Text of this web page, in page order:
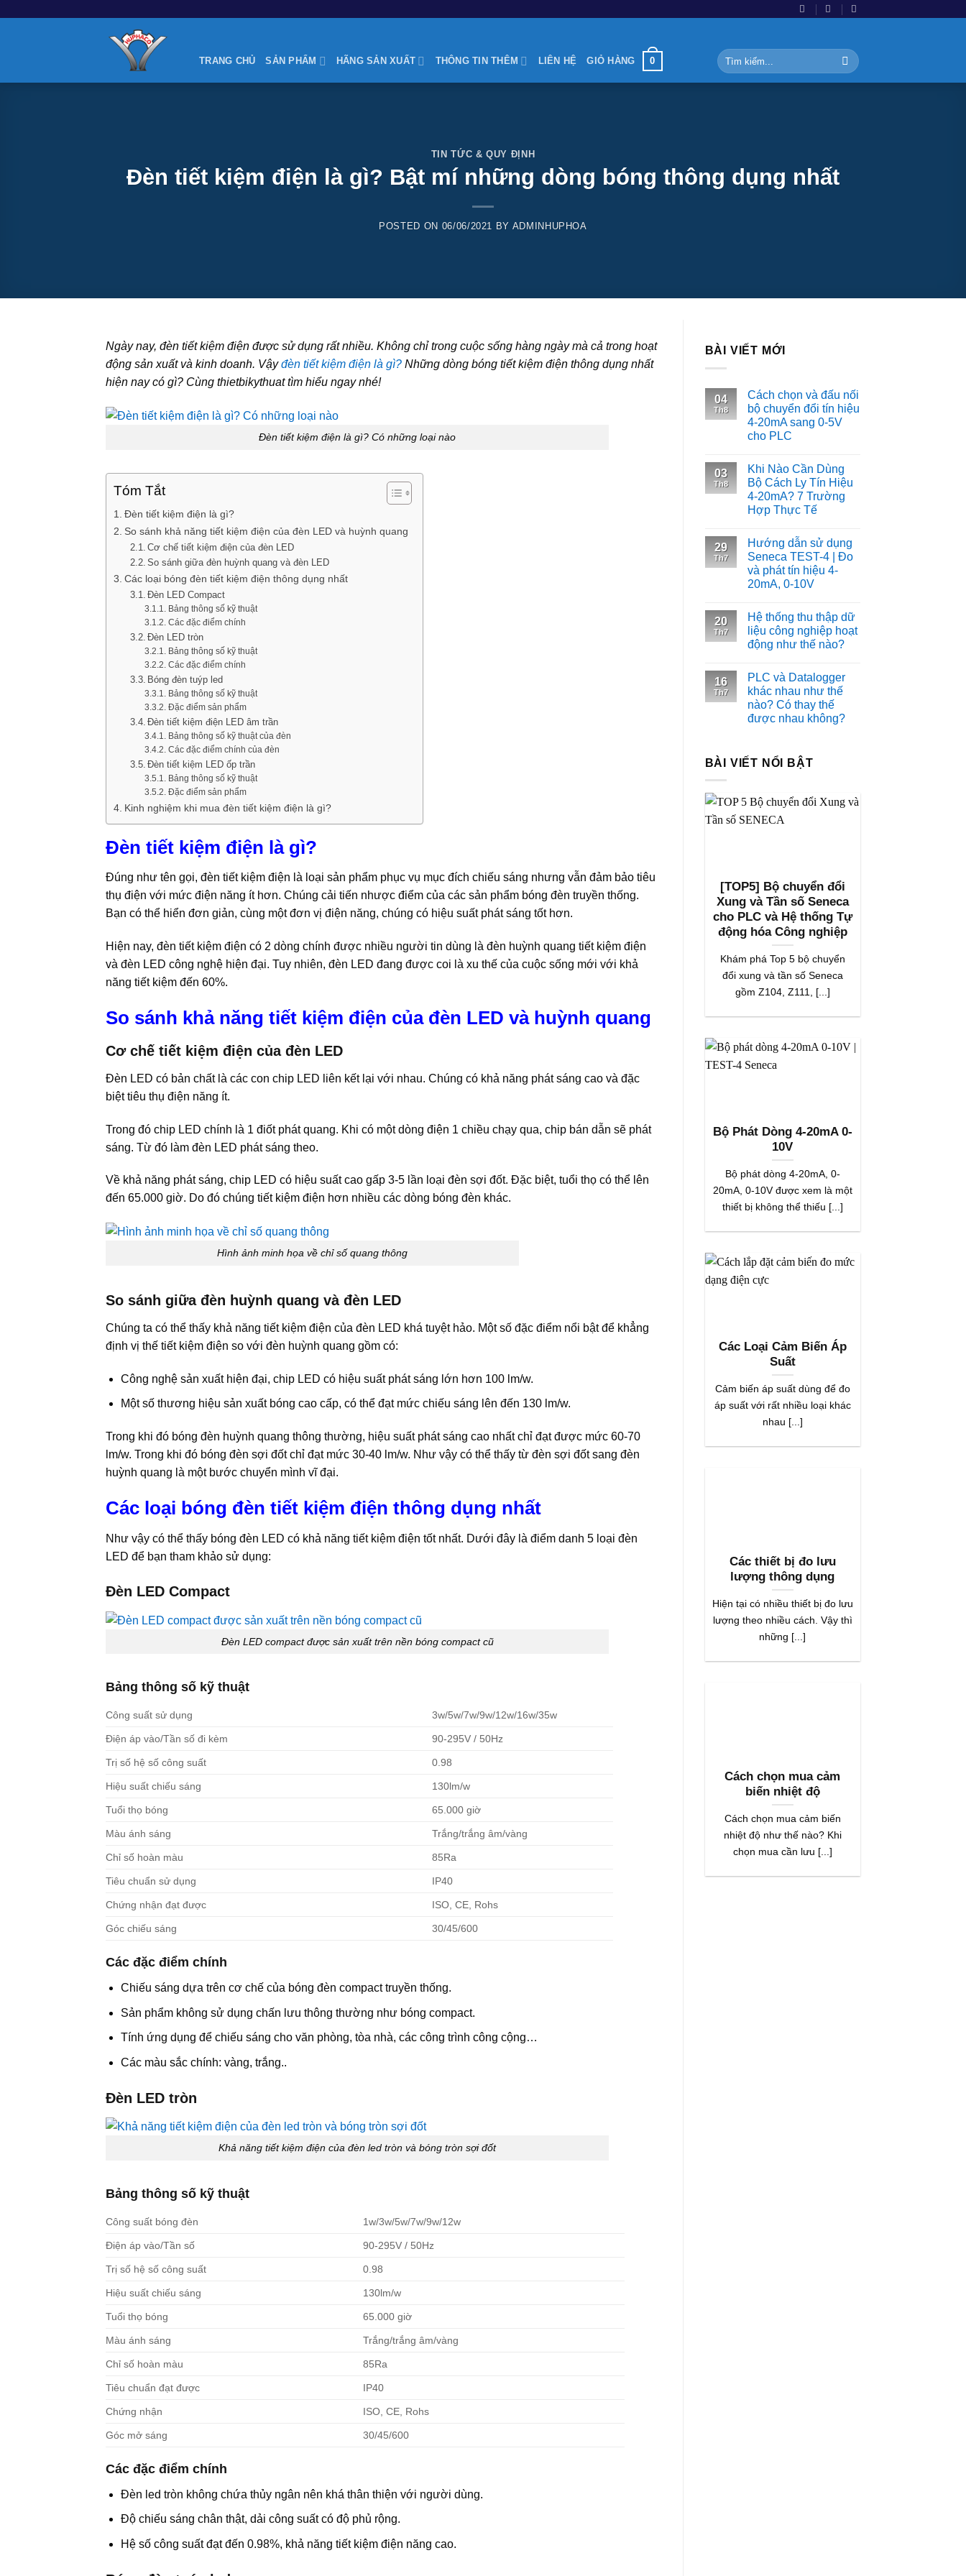
TRANG CHỦ SẢN PHẨM HÃNG SẢN XUẤT THÔNG TIN THÊM LIÊN HỆ GIỎ HÀNG 0
Tìm
kiếm:
TIN TỨC & QUY ĐỊNH
Đèn tiết kiệm điện là gì? Bật mí những dòng bóng thông dụng nhất
POSTED ON 06/06/2021 BY ADMINHUPHOA
Ngày nay, đèn tiết kiệm điện được sử dụng rất nhiều. Không chỉ trong cuộc sống hàng ngày mà cả trong hoạt
động sản xuất và kinh doanh. Vậyđèn tiết kiệm điện là gì? Những dòng bóng tiết kiệm điện thông dụng nhất
hiện nay có gì? Cùng thietbikythuat tìm hiểu ngay nhé!
Đèn tiết kiệm điện là gì? Có những loại nào
Tóm Tắt
Đèn tiết kiệm điện là gì?
So sánh khả năng tiết kiệm điện của đèn LED và huỳnh quang
Cơ chế tiết kiệm điện của đèn LED
So sánh giữa đèn huỳnh quang và đèn LED
Các loại bóng đèn tiết kiệm điện thông dụng nhất
Đèn LED Compact
Bảng thông số kỹ thuật
Các đặc điểm chính
Đèn LED tròn
Bảng thông số kỹ thuật
Các đặc điểm chính
Bóng đèn tuýp led
Bảng thông số kỹ thuật
Đặc điểm sản phẩm
Đèn tiết kiệm điện LED âm trần
Bảng thông số kỹ thuật của đèn
Các đặc điểm chính của đèn
Đèn tiết kiệm LED ốp trần
Bảng thông số kỹ thuật
Đặc điểm sản phẩm
Kinh nghiệm khi mua đèn tiết kiệm điện là gì?
Đèn tiết kiệm điện là gì?
Đúng như tên gọi, đèn tiết kiệm điện là loại sản phẩm phục vụ mục đích chiếu sáng nhưng vẫn đảm bảo tiêu
thụ điện với mức điện năng ít hơn. Chúng cải tiến nhược điểm của các sản phẩm bóng đèn truyền thống.
Bạn có thể hiển đơn giản, cùng một đơn vị điện năng, chúng có hiệu suất phát sáng tốt hơn.
Hiện nay, đèn tiết kiệm điện có 2 dòng chính được nhiều người tin dùng là đèn huỳnh quang tiết kiệm điện
và đèn LED công nghệ hiện đại. Tuy nhiên, đèn LED đang được coi là xu thế của cuộc sống mới với khả
năng tiết kiệm đến 60%.
So sánh khả năng tiết kiệm điện của đèn LED và huỳnh quang
Cơ chế tiết kiệm điện của đèn LED
Đèn LED có bản chất là các con chip LED liên kết lại với nhau. Chúng có khả năng phát sáng cao và đặc
biệt tiêu thụ điện năng ít.
Trong đó chip LED chính là 1 điốt phát quang. Khi có một dòng điện 1 chiều chạy qua, chip bán dẫn sẽ phát
sáng. Từ đó làm đèn LED phát sáng theo.
Về khả năng phát sáng, chip LED có hiệu suất cao gấp 3-5 lần loại đèn sợi đốt. Đặc biệt, tuổi thọ có thể lên
đến 65.000 giờ. Do đó chúng tiết kiệm điện hơn nhiều các dòng bóng đèn khác.
Hình ảnh minh họa về chỉ số quang thông
So sánh giữa đèn huỳnh quang và đèn LED
Chúng ta có thể thấy khả năng tiết kiệm điện của đèn LED khá tuyệt hảo. Một số đặc điểm nổi bật để khẳng
định vị thế tiết kiệm điện so với đèn huỳnh quang gồm có:
Công nghệ sản xuất hiện đại, chip LED có hiệu suất phát sáng lớn hơn 100 lm/w.
Một số thương hiệu sản xuất bóng cao cấp, có thể đạt mức chiếu sáng lên đến 130 lm/w.
Trong khi đó bóng đèn huỳnh quang thông thường, hiệu suất phát sáng cao nhất chỉ đạt được mức 60-70
lm/w. Trong khi đó bóng đèn sợi đốt chỉ đạt mức 30-40 lm/w. Như vậy có thể thấy từ đèn sợi đốt sang đèn
huỳnh quang là một bước chuyển mình vĩ đại.
Các loại bóng đèn tiết kiệm điện thông dụng nhất
Như vậy có thể thấy bóng đèn LED có khả năng tiết kiệm điện tốt nhất. Dưới đây là điểm danh 5 loại đèn
LED để bạn tham khảo sử dụng:
Đèn LED Compact
Đèn LED compact được sản xuất trên nền bóng compact cũ
Bảng thông số kỹ thuật
Công suất sử dụng 3w/5w/7w/9w/12w/16w/35w
Điện áp vào/Tần số đi kèm 90-295V / 50Hz
Trị số hệ số công suất 0.98
Hiệu suất chiếu sáng 130lm/w
Tuổi thọ bóng 65.000 giờ
Màu ánh sáng Trắng/trắng âm/vàng
Chỉ số hoàn màu 85Ra
Tiêu chuẩn sử dụng IP40
Chứng nhận đạt được ISO, CE, Rohs
Góc chiếu sáng 30/45/600
Các đặc điểm chính
Chiếu sáng dựa trên cơ chế của bóng đèn compact truyền thống.
Sản phẩm không sử dụng chấn lưu thông thường như bóng compact.
Tính ứng dụng để chiếu sáng cho văn phòng, tòa nhà, các công trình công cộng…
Các màu sắc chính: vàng, trắng..
Đèn LED tròn
Khả năng tiết kiệm điện của đèn led tròn và bóng tròn sợi đốt
Bảng thông số kỹ thuật
Công suất bóng đèn 1w/3w/5w/7w/9w/12w
Điện áp vào/Tần số 90-295V / 50Hz
Trị số hệ số công suất 0.98
Hiệu suất chiếu sáng 130lm/w
Tuổi thọ bóng 65.000 giờ
Màu ánh sáng Trắng/trắng âm/vàng
Chỉ số hoàn màu 85Ra
Tiêu chuẩn đạt được IP40
Chứng nhận ISO, CE, Rohs
Góc mở sáng 30/45/600
Các đặc điểm chính
Đèn led tròn không chứa thủy ngân nên khá thân thiện với người dùng.
Độ chiếu sáng chân thật, dải công suất có độ phủ rộng.
Hệ số công suất đạt đến 0.98%, khả năng tiết kiệm điện năng cao.
BÀI VIẾT MỚI
04
Th8
Cách chọn và đấu nối
bộ chuyển đổi tín hiệu
4-20mA sang 0-5V
cho PLC
03
Th8
Khi Nào Cần Dùng
Bộ Cách Ly Tín Hiệu
4-20mA? 7 Trường
Hợp Thực Tế
29
Th7
Hướng dẫn sử dụng
Seneca TEST-4 | Đo
và phát tín hiệu 4-
20mA, 0-10V
20
Th7
Hệ thống thu thập dữ
liệu công nghiệp hoạt
động như thế nào?
16
Th7
PLC và Datalogger
khác nhau như thế
nào? Có thay thế
được nhau không?
BÀI VIẾT NỔI BẬT
[TOP5] Bộ chuyển đổi
Xung và Tần số Seneca
cho PLC và Hệ thống Tự
động hóa Công nghiệp
Khám phá Top 5 bộ chuyển
đổi xung và tần số Seneca
gồm Z104, Z111, [...]
Bộ Phát Dòng 4-20mA 0-
10V
Bộ phát dòng 4-20mA, 0-
20mA, 0-10V được xem là một
thiết bị không thể thiếu [...]
Các Loại Cảm Biến Áp
Suất
Cảm biến áp suất dùng để đo
áp suất với rất nhiều loại khác
nhau [...]
Các thiết bị đo lưu
lượng thông dụng
Hiện tại có nhiều thiết bị đo lưu
lượng theo nhiều cách. Vậy thì
những [...]
Cách chọn mua cảm
biến nhiệt độ
Cách chọn mua cảm biến
nhiệt độ như thế nào? Khi
chọn mua cần lưu [...]